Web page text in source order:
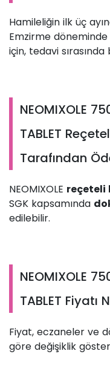
Hamileliğin ilk üç
Emzirme döneminde
için, tedavi
NEOMIXOLE
TABLET
Tarafından
NEOMIXOLE reçeteli
SGK kapsamında
edilebilir.
NEOMIXOLE
TABLET Fiyatı
Fiyat, eczaneler ve
göre değişiklik